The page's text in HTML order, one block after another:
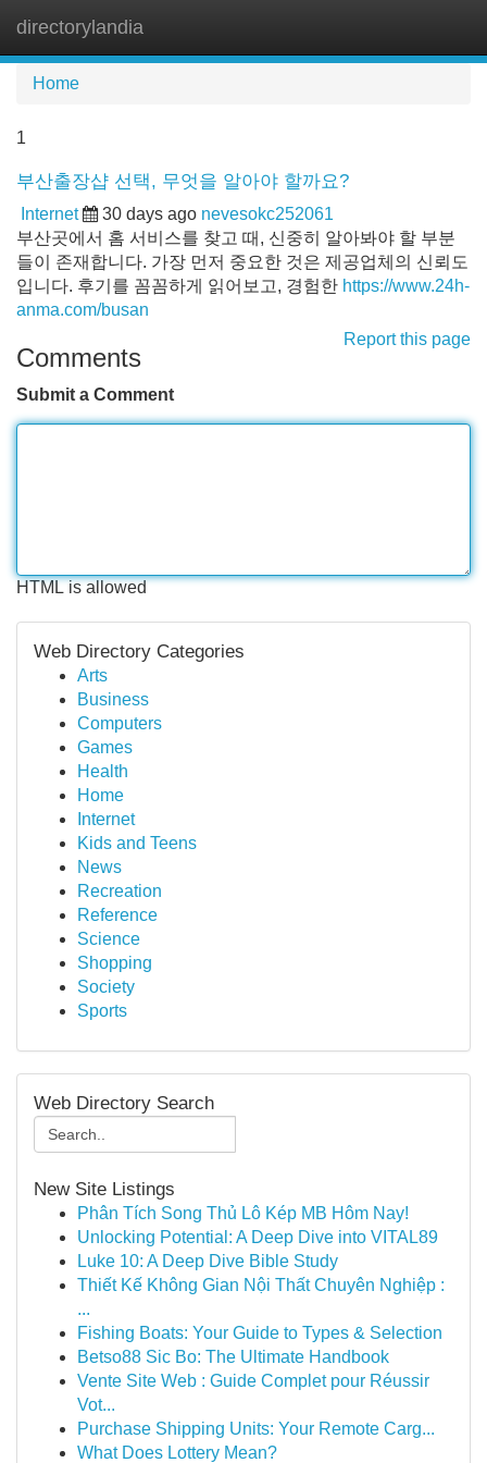
directorylandia
Home
1
부산출장샵 선택, 무엇을 알아야 할까요?
Internet 30 days ago nevesokc252061
부산곳에서 홈 서비스를 찾고 때, 신중히 알아봐야 할 부분
들이 존재합니다. 가장 먼저 중요한 것은 제공업체의 신뢰도
입니다. 후기를 꼼꼼하게 읽어보고, 경험한 https://www.24h-
anma.com/busan
Report this page
Comments
Submit a Comment
HTML is allowed
Web Directory Categories
Arts
Business
Computers
Games
Health
Home
Internet
Kids and Teens
News
Recreation
Reference
Science
Shopping
Society
Sports
Web Directory Search
New Site Listings
Phân Tích Song Thủ Lô Kép MB Hôm Nay!
Unlocking Potential: A Deep Dive into VITAL89
Luke 10: A Deep Dive Bible Study
Thiết Kế Không Gian Nội Thất Chuyên Nghiệp :
...
Fishing Boats: Your Guide to Types & Selection
Betso88 Sic Bo: The Ultimate Handbook
Vente Site Web : Guide Complet pour Réussir
Vot...
Purchase Shipping Units: Your Remote Carg...
What Does Lottery Mean?